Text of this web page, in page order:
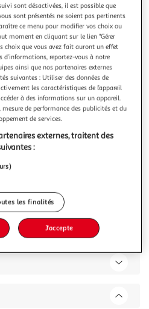
40cm bleu
& Utile Coussin Déco Forme
Amovible Densité du
à la Main uniquement Poids :
sont désactivées, il est possible que
sont présentés ne soient pas pertinents
ce menu pour modifier vos choix ou
moment en cliquant sur le lien "Gérer
choix que vous avez fait auront un effet
d’informations, reportez-vous à notre
ainsi que nos partenaires externes
suivantes : Utiliser des données de
les caractéristiques de l’appareil
à des informations sur un appareil.
de performance des publicités et du
de services.
externes, traitent des
:
les finalités
J'accepte